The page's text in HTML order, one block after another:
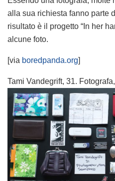
alla sua richiesta fanno parte
risultato è il progetto “In her
alcune foto.
[via boredpanda.org]
Tami Vandegrift, 31.